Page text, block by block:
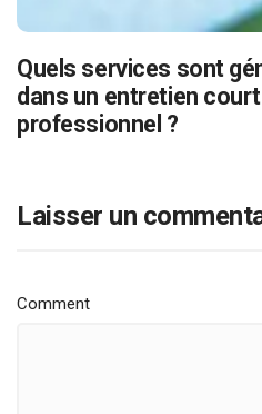
Quels services sont
dans un entretien
professionnel ?
Laisser un
Comment